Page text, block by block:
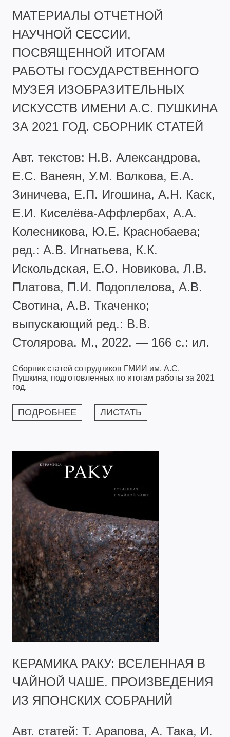
МАТЕРИАЛЫ ОТЧЕТНОЙ
НАУЧНОЙ СЕССИИ,
ПОСВЯЩЕННОЙ ИТОГАМ
РАБОТЫ ГОСУДАРСТВЕННОГО
МУЗЕЯ ИЗОБРАЗИТЕЛЬНЫХ
ИСКУССТВ ИМЕНИ А.С. ПУШКИНА
ЗА 2021 ГОД. СБОРНИК СТАТЕЙ
Авт. текстов: Н.В. Александрова,
Е.С. Ванеян, У.М. Волкова, Е.А.
Зиничева, Е.П. Игошина, А.Н. Каск,
Е.И. Киселёва-Аффлербах, А.А.
Колесникова, Ю.Е. Краснобаева;
ред.: А.В. Игнатьева, К.К.
Искольдская, Е.О. Новикова, Л.В.
Платова, П.И. Подоплелова, А.В.
Свотина, А.В. Ткаченко;
выпускающий ред.: В.В.
Столярова. М., 2022. — 166 с.: ил.
Сборник статей сотрудников ГМИИ им. А.С.
Пушкина, подготовленных по итогам работы за 2021
год.
ПОДРОБНЕЕ ЛИСТАТЬ
КЕРАМИКА РАКУ: ВСЕЛЕННАЯ В
ЧАЙНОЙ ЧАШЕ. ПРОИЗВЕДЕНИЯ
ИЗ ЯПОНСКИХ СОБРАНИЙ
Авт. статей: Т. Арапова, А. Така, И.